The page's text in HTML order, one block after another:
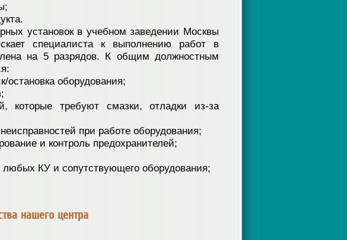
установок в учебном заведении Москвы
специалиста к выполнению работ в
на 5 разрядов. К общим должностным
оборудования;
требуют смазки, отладки из-за
при работе оборудования;
и контроль предохранителей;
КУ и сопутствующего оборудования;
нашего центра